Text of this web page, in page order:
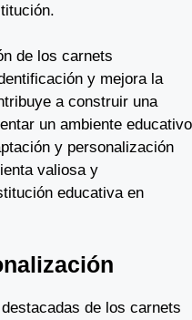
de los carnets
y mejora la
a construir una
un ambiente educativo
y personalización
valiosa y
educativa en
de los carnets